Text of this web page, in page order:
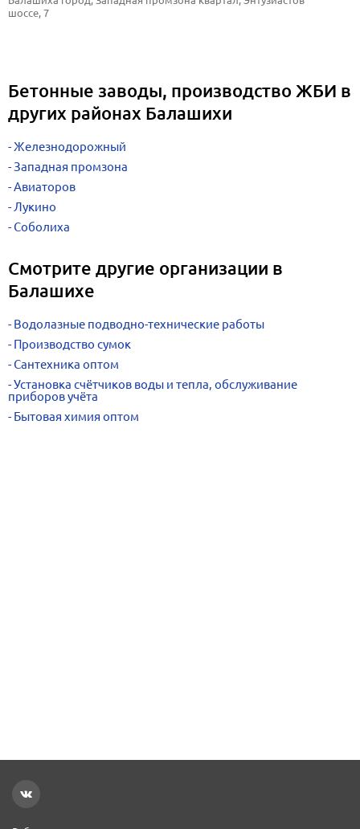
шоссе, 7
Бетонные заводы, производство ЖБИ в
других районах Балашихи
Железнодорожный
Западная промзона
Авиаторов
Лукино
Соболиха
Смотрите другие организации в
Балашихе
Водолазные подводно-технические работы
Производство сумок
Сантехника оптом
Установка счётчиков воды и тепла, обслуживание
приборов учёта
Бытовая химия оптом